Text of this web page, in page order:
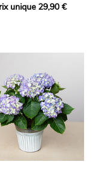
unique 29,90 €